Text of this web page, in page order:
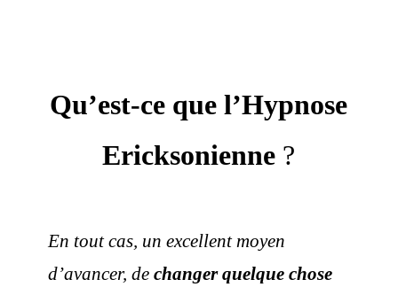
Qu’est-ce que l’Hypnose
Ericksonienne ?
En tout cas, un excellent moyen
d’avancer,dechanger quelque chose